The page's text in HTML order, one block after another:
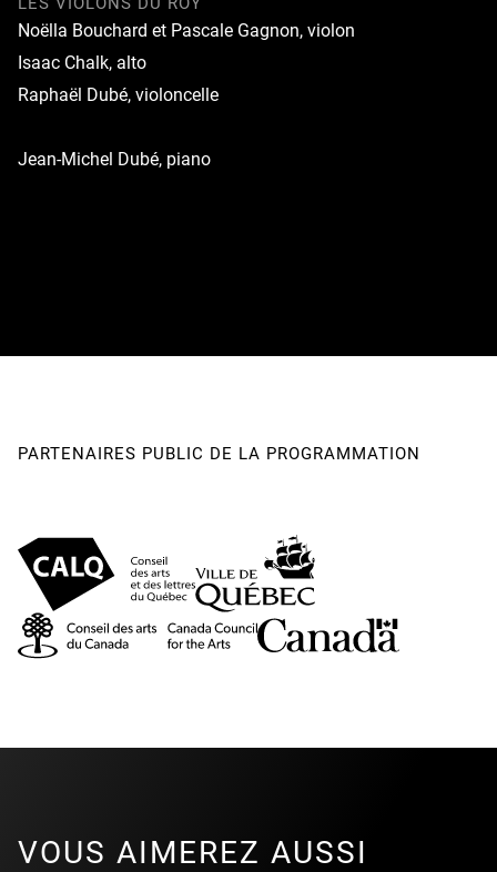
Noëlla Bouchard et Pascale Gagnon, violon
Isaac Chalk, alto
Raphaël Dubé, violoncelle
Jean-Michel Dubé, piano
PARTENAIRES PUBLIC DE LA PROGRAMMATION
VOUS AIMEREZ AUSSI